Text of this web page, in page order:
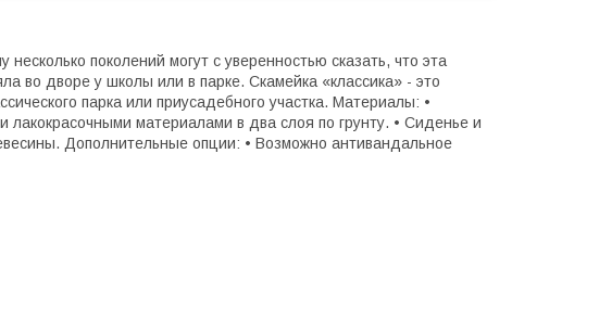
поколений могут с уверенностью сказать, что эта
во дворе у школы или в парке. Скамейка «классика» - это
парка или приусадебного участка. Материалы: •
материалами в два слоя по грунту. • Сиденье и
Дополнительные опции: • Возможно антивандальное